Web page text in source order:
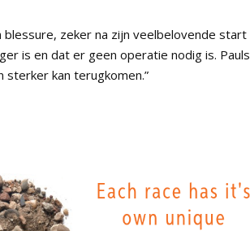
zeker na zijn veelbelovende start
is en dat er geen operatie nodig is.
kan terugkomen.”